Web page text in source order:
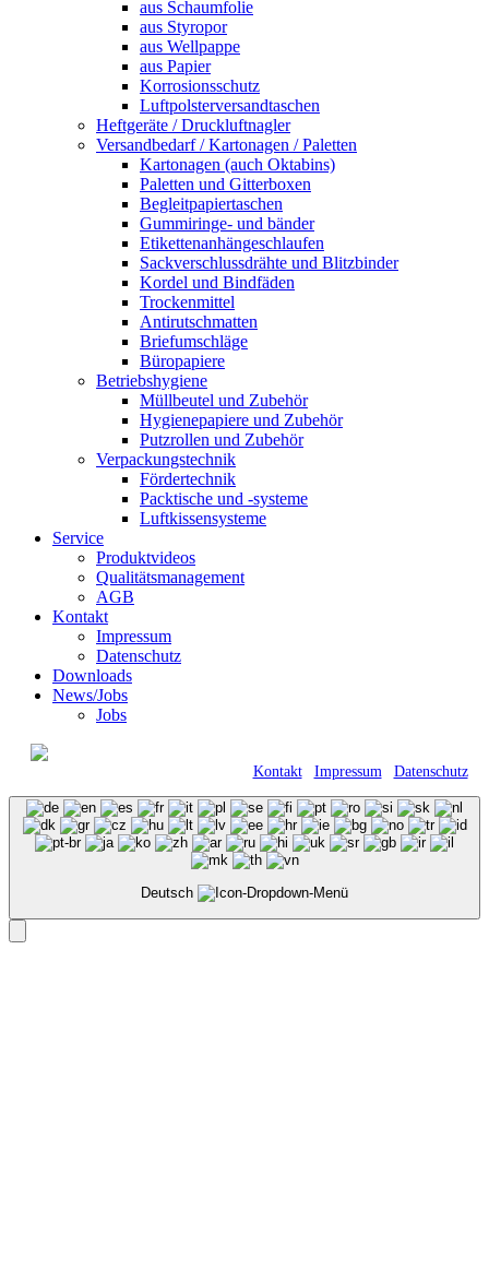
aus Schaumfolie
aus Styropor
aus Wellpappe
aus Papier
Korrosionsschutz
Luftpolsterversandtaschen
Heftgeräte / Druckluftnagler
Versandbedarf / Kartonagen / Paletten
Kartonagen (auch Oktabins)
Paletten und Gitterboxen
Begleitpapiertaschen
Gummiringe- und bänder
Etikettenanhängeschlaufen
Sackverschlussdrähte und Blitzbinder
Kordel und Bindfäden
Trockenmittel
Antirutschmatten
Briefumschläge
Büropapiere
Betriebshygiene
Müllbeutel und Zubehör
Hygienepapiere und Zubehör
Putzrollen und Zubehör
Verpackungstechnik
Fördertechnik
Packtische und -systeme
Luftkissensysteme
Service
Produktvideos
Qualitätsmanagement
AGB
Kontakt
Impressum
Datenschutz
Downloads
News/Jobs
Jobs
Kontakt| Impressum Datenschutz
Deutsch